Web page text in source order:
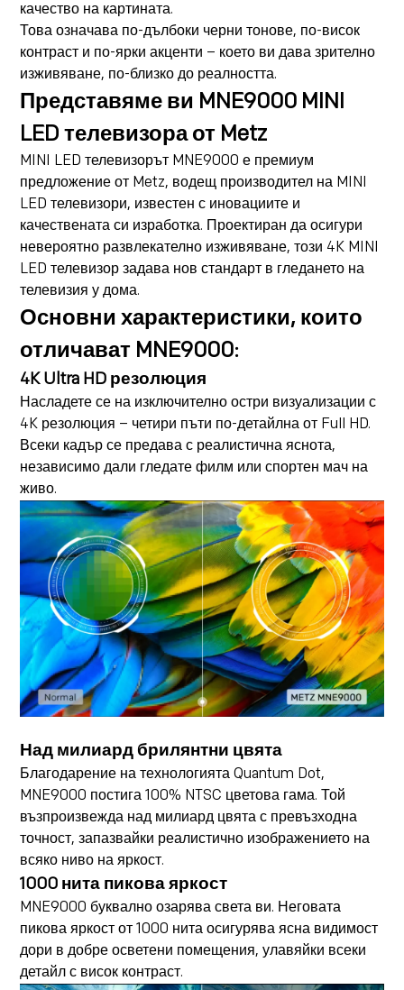
качество на картината.
Това означава по-дълбоки черни тонове, по-висок
контраст и по-ярки акценти – което ви дава зрително
изживяване, по-близко до реалността.
Представяме ви MNE9000 MINI
LED телевизора от Metz
MINI LED телевизорът MNE9000 е премиум
предложение от Metz, водещ производител на MINI
LED телевизори, известен с иновациите и
качествената си изработка. Проектиран да осигури
невероятно развлекателно изживяване, този 4K MINI
LED телевизор задава нов стандарт в гледането на
телевизия у дома.
Основни характеристики, които
отличават MNE9000:
4K Ultra HD резолюция
Насладете се на изключително остри визуализации с
4K резолюция – четири пъти по-детайлна от Full HD.
Всеки кадър се предава с реалистична яснота,
независимо дали гледате филм или спортен мач на
живо.
Над милиард брилянтни цвята
Благодарение на технологията Quantum Dot,
MNE9000 постига 100% NTSC цветова гама. Той
възпроизвежда над милиард цвята с превъзходна
точност, запазвайки реалистично изображението на
всяко ниво на яркост.
1000 нита пикова яркост
MNE9000 буквално озарява света ви. Неговата
пикова яркост от 1000 нита осигурява ясна видимост
дори в добре осветени помещения, улавяйки всеки
детайл с висок контраст.